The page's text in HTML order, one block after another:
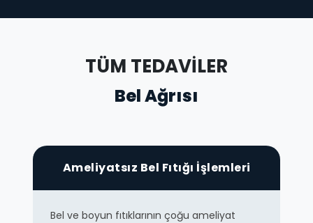
TÜM TEDAVİLER
Bel Ağrısı
Ameliyatsız Bel Fıtığı İşlemleri
Bel ve boyun fıtıklarının çoğu ameliyat